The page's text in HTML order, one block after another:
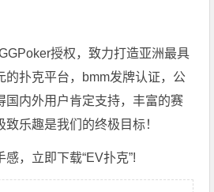
授权，致力打造亚洲最具
的扑克平台，bmm发牌认证，公
国内外用户肯定支持，丰富的赛
乐趣是我们的终极目标！
，立即下载“EV扑克”!